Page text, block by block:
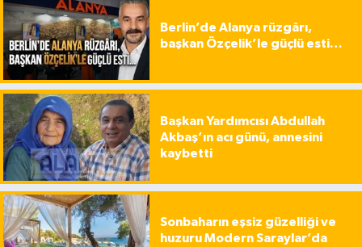
Berlin’de Alanya rüzgârı,
başkan Özçelik’le güçlü esti…
Başkan Yardımcısı Abdullah
Akbaş’ın acı günü, annesini
kaybetti
Sonbaharın eşsiz güzelliği ve
huzuru Modern Saraylar’da